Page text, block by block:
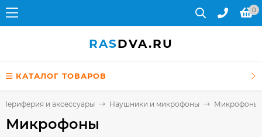
0
RASDVA.RU
КАТАЛОГ ТОВАРОВ
Периферия и аксессуары Наушники и микрофоны Микрофоны
Микрофоны